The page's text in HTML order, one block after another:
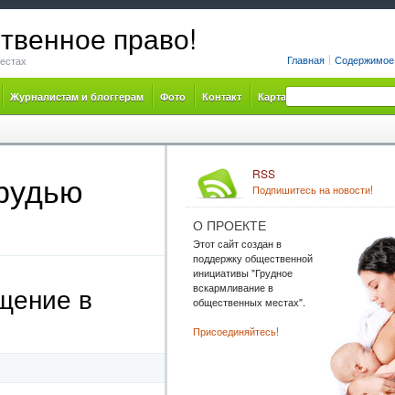
Главная Содержимое
право!
Журналистам и блоггерам Фото Контакт Карта сайта
в
RSS
Подпишитесь на новости!
О ПРОЕКТЕ
Этот сайт создан в
поддержку общественной
инициативы "Грудное
вскармливание в
общественных местах".
Присоединяйтесь!